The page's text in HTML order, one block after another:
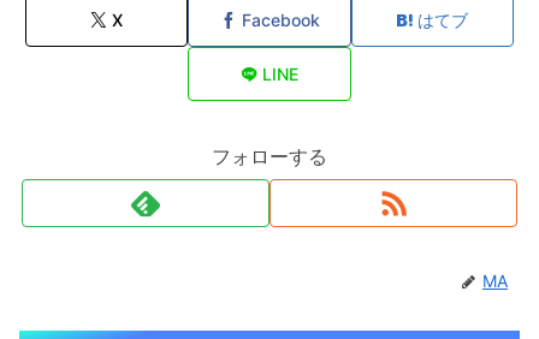
X Facebook はてブ
LINE
フォローする
MA